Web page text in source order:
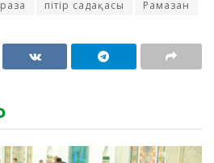
пітір садақасы Рамазан